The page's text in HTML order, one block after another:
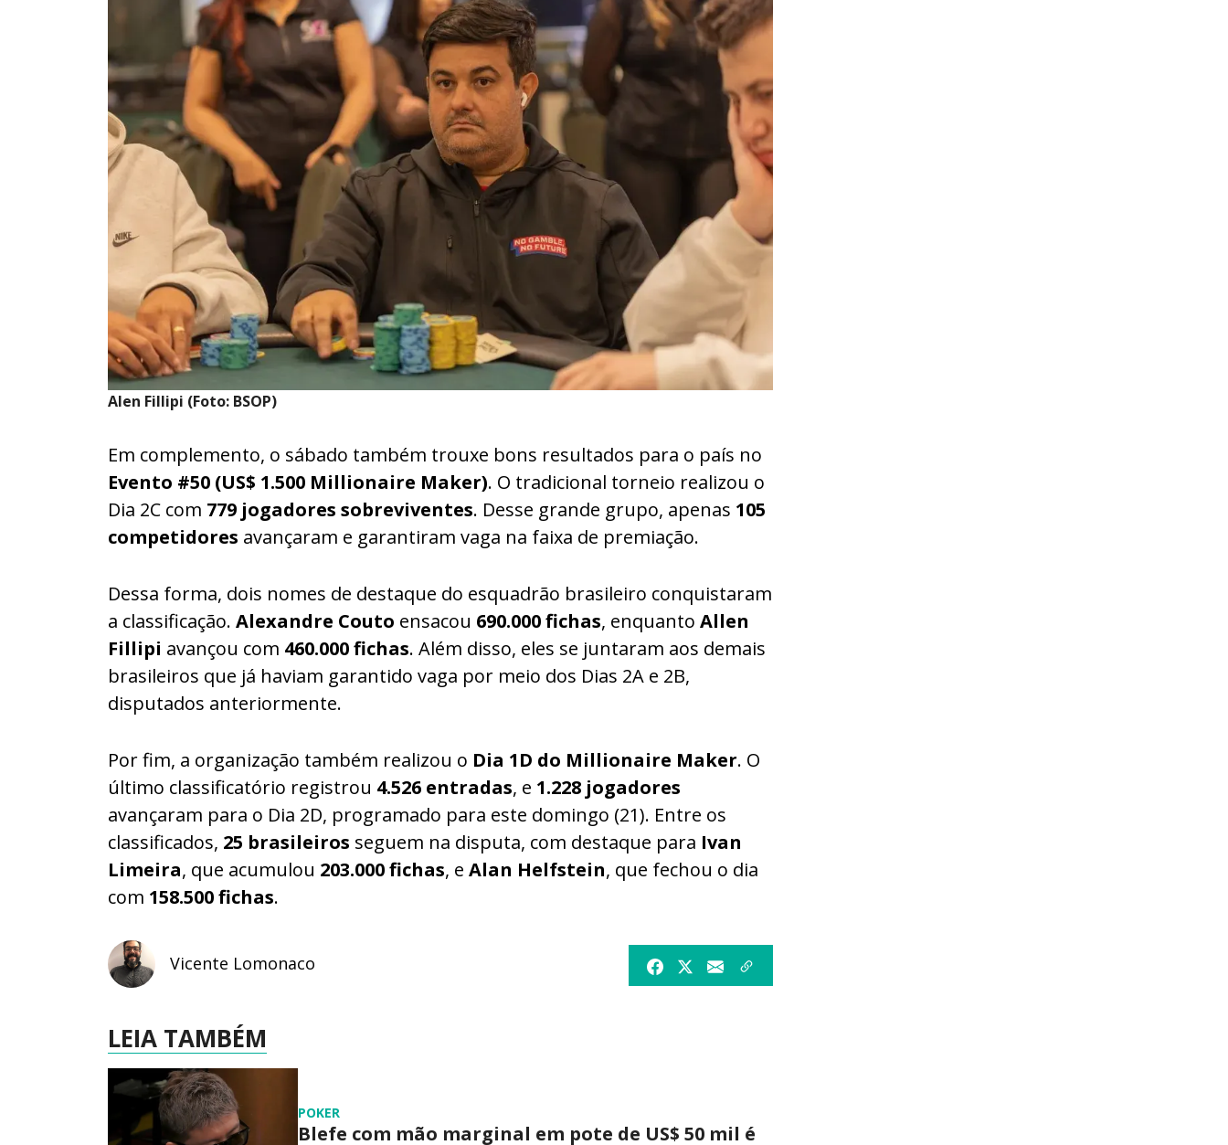
Alen Fillipi (Foto: BSOP)
Em complemento, o sábado também trouxe bons resultados para o país no
Evento #50 (US$ 1.500 Millionaire Maker). O tradicional torneio realizou o
Dia 2C com 779 jogadores sobreviventes. Desse grande grupo, apenas 105
competidores avançaram e garantiram vaga na faixa de premiação.
Dessa forma, dois nomes de destaque do esquadrão brasileiro conquistaram
a classificação. Alexandre Couto ensacou 690.000 fichas, enquanto Allen
Fillipi avançou com 460.000 fichas. Além disso, eles se juntaram aos demais
brasileiros que já haviam garantido vaga por meio dos Dias 2A e 2B,
disputados anteriormente.
Por fim, a organização também realizou o Dia 1D do Millionaire Maker. O
último classificatório registrou 4.526 entradas, e 1.228 jogadores
avançaram para o Dia 2D, programado para este domingo (21). Entre os
classificados, 25 brasileiros seguem na disputa, com destaque para Ivan
Limeira, que acumulou 203.000 fichas, e Alan Helfstein, que fechou o dia
com 158.500 fichas.
Vicente Lomonaco
LEIA TAMBÉM
POKER
Blefe com mão marginal em pote de US$ 50 mil é